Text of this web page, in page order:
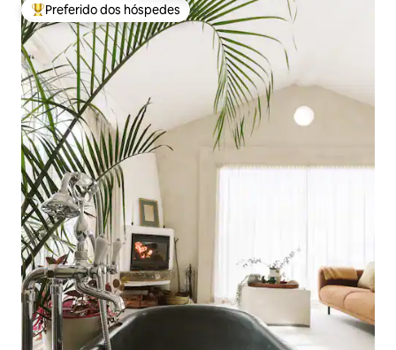
Entre os melhores preferidos dos hóspedes
Preferido dos hóspedes